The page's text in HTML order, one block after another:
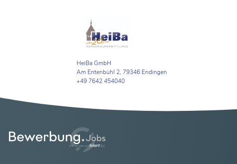
HeiBa GmbH
Am Entenbühl 2, 79346 Endingen
+49 7642 454040